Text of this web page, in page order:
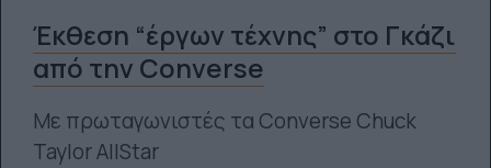
Έκθεση “έργων τέχνης” στο Γκάζι
από την Converse
Mε πρωταγωνιστές τα Converse Chuck
Taylor AllStar